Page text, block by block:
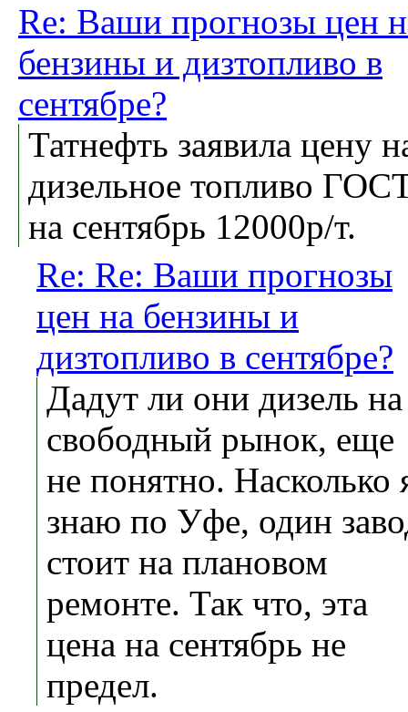
Re: Ваши прогнозы цен
бензины и дизтопливо в
сентябре?
Татнефть заявила цену
дизельное топливо
на сентябрь 12000р/т.
Re: Re: Ваши прогнозы
цен на бензины и
дизтопливо в сентябре?
Дадут ли они дизель на
свободный рынок, еще
не понятно. Насколько
знаю по Уфе, один
стоит на плановом
ремонте. Так что, эта
цена на сентябрь не
предел.